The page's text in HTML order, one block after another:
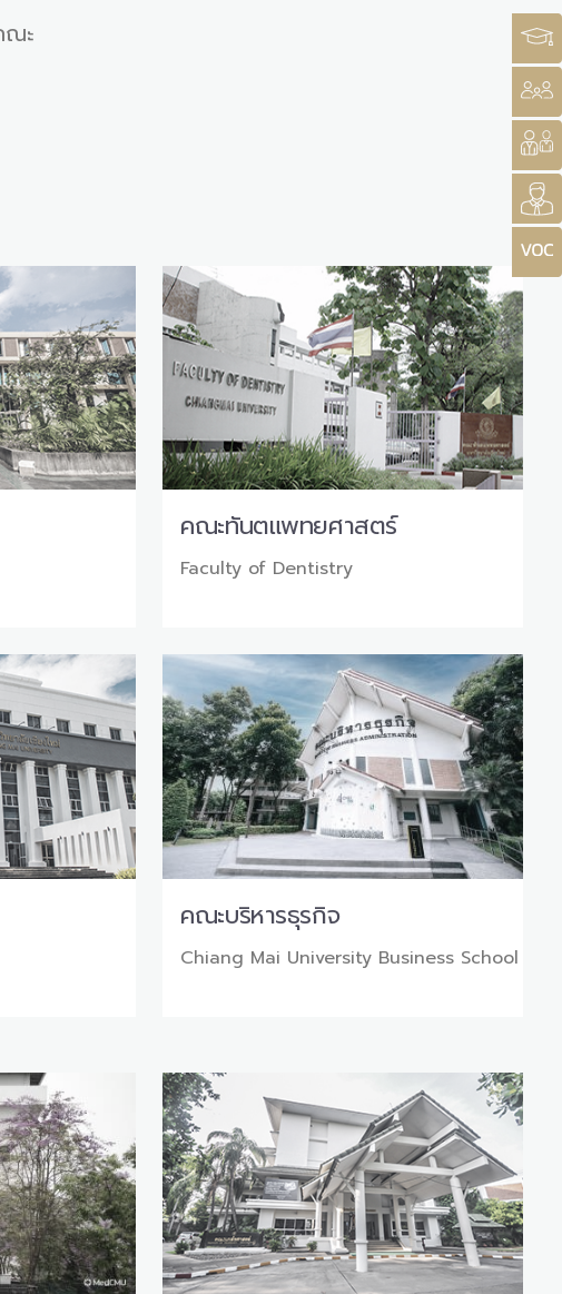
ณะ
คณะทันตแพทยศาสตร์
Faculty of Dentistry
คณะบริหารธุรกิจ
Chiang Mai University Business School